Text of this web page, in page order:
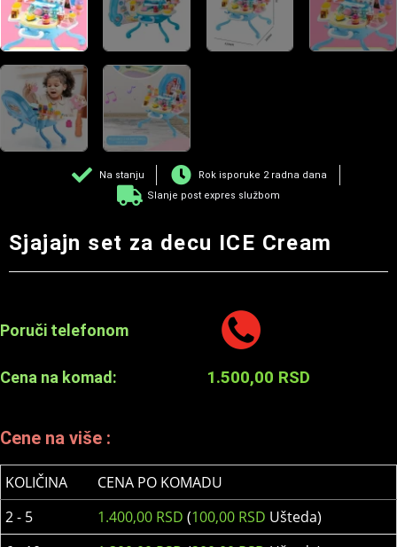
Na stanju
Rok isporuke 2 radna dana
Slanje post expres službom
Sjajajn set za decu ICE Cream
Poruči telefonom
Cena na komad: 1.500,00 RSD
Cene na više :
KOLIČINA
CENA PO KOMADU
2 - 5
1.400,00 RSD (100,00 RSD Ušteda)